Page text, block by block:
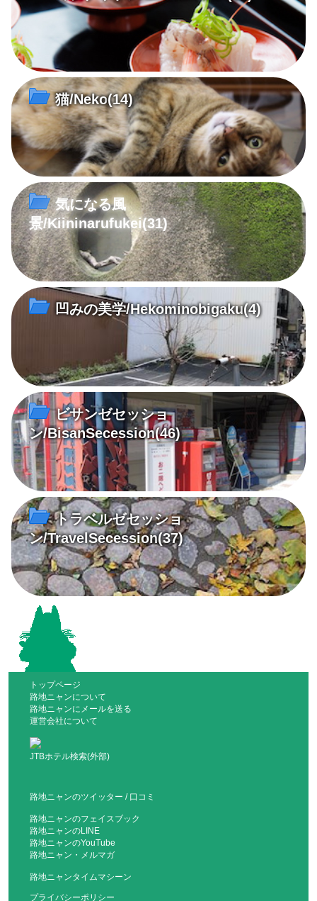
猫/Neko(14)
気になる風
景/Kiininarufukei(31)
凹みの美学/Hekominobigaku(4)
ビサンゼセッショ
ン/BisanSecession(46)
トラベルゼセッショ
ン/TravelSecession(37)
トップページ
路地ニャンについて
路地ニャンにメールを送る
運営会社について
JTBホテル検索(外部)
路地ニャンのツイッター / 口コミ
路地ニャンのフェイスブック
路地ニャンのLINE
路地ニャンのYouTube
路地ニャン・メルマガ
路地ニャンタイムマシーン
プライバシーポリシー